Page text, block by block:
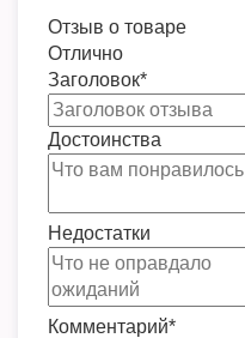
Отзыв о товаре
Отлично
Заголовок*
Достоинства
Недостатки
Комментарий*